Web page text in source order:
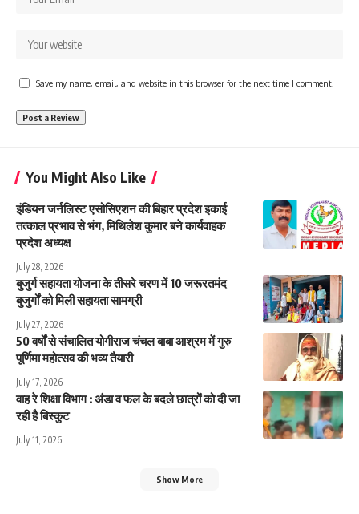
Save my name, email, and website in this browser for the next time I comment.
You Might Also Like
इंडियन जर्नलिस्ट एसोसिएशन की बिहार प्रदेश इकाई
तत्काल प्रभाव से भंग, मिथिलेश कुमार बने कार्यवाहक
प्रदेश अध्यक्ष
July 28, 2026
बुजुर्ग सहायता योजना के तीसरे चरण में 10 जरूरतमंद
बुजुर्गों को मिली सहायता सामग्री
July 27, 2026
50 वर्षों से संचालित योगीराज चंचल बाबा आश्रम में गुरु
पूर्णिमा महोत्सव की भव्य तैयारी
July 17, 2026
वाह रे शिक्षा विभाग : अंडा व फल के बदले छात्रों को दी जा
रही है बिस्कुट
July 11, 2026
Show More